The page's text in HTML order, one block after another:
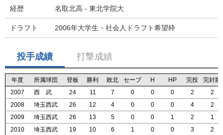
経歴 名取北高 - 東北学院大
ドラフト 2006年大学生・社会人ドラフト希望枠
投手成績 打撃成績
年度 所属球団 登板 勝利 敗北 セーブ H HP 完投
完封勝
2007
西 武 24 11 7 0 0 0 2
2
2008
埼玉西武 26 12 4 0 0 0 4
2
2009
埼玉西武 26 13 5 0 0 1 2
1
2010
埼玉西武 19 10 6 1 0 0 3
2
年度 所属球団 登板 勝利 敗北 セーブ H HP 完投
完封勝
2007
西 武 24 11 7 0 0 0 2
2
2008
埼玉西武 26 12 4 0 0 0 4
2
2009
埼玉西武 26 13 5 0 0 1 2
1
2010
埼玉西武 19 10 6 1 0 0 3
2
年度 所属球団 登板 勝利 敗北 セーブ H HP 完投
完封勝
2007
西 武 24 11 7 0 0 0 2
2
2008
埼玉西武 26 12 4 0 0 0 4
2
2009
埼玉西武 26 13 5 0 0 1 2
1
2010
埼玉西武 19 10 6 1 0 0 3
2
年度 所属球団 登板 勝利 敗北 セーブ H HP 完投
完封勝
2007
西 武 24 11 7 0 0 0 2
2
2008
埼玉西武 26 12 4 0 0 0 4
2
2009
埼玉西武 26 13 5 0 0 1 2
1
2010
埼玉西武 19 10 6 1 0 0 3
2